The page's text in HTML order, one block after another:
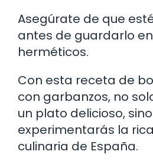
Asegúrate de que
antes de guardarlo
herméticos.
Con esta receta de
con garbanzos, no
un plato delicioso,
experimentarás la
culinaria de España.